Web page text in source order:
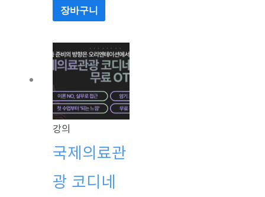
장바구니
강의
국제의료관
광 코디네